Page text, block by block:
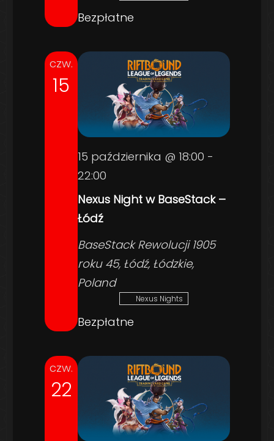
Bezpłatne
czw.
15
Nexus Night w BaseStack –
Łódź
15 października @ 18:00 -
22:00
BaseStackRewolucji 1905
roku 45, Łódź, Łódzkie,
Poland
Nexus Nights
Bezpłatne
czw.
22